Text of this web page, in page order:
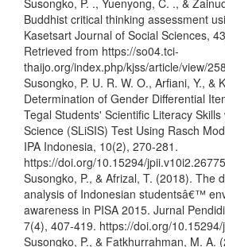
Buddhist critical thinking assessment
Kasetsart Journal of Social Sciences,
Retrieved from https://so04.tci-
thaijo.org/index.php/kjss/article/view/
Susongko, P. U. R. W. O., Arfiani, Y., &
Determination of Gender Differential
Tegal Students' Scientific Literacy
Science (SLiSIS) Test Using Rasch
IPA Indonesia, 10(2), 270-281.
https://doi.org/10.15294/jpii.v10i2.26775
Susongko, P., & Afrizal, T. (2018). The
analysis of Indonesian studentsâ€™
awareness in PISA 2015. Jurnal
7(4), 407-419. https://doi.org/
Susongko, P., & Fatkhurrahman, M. A.